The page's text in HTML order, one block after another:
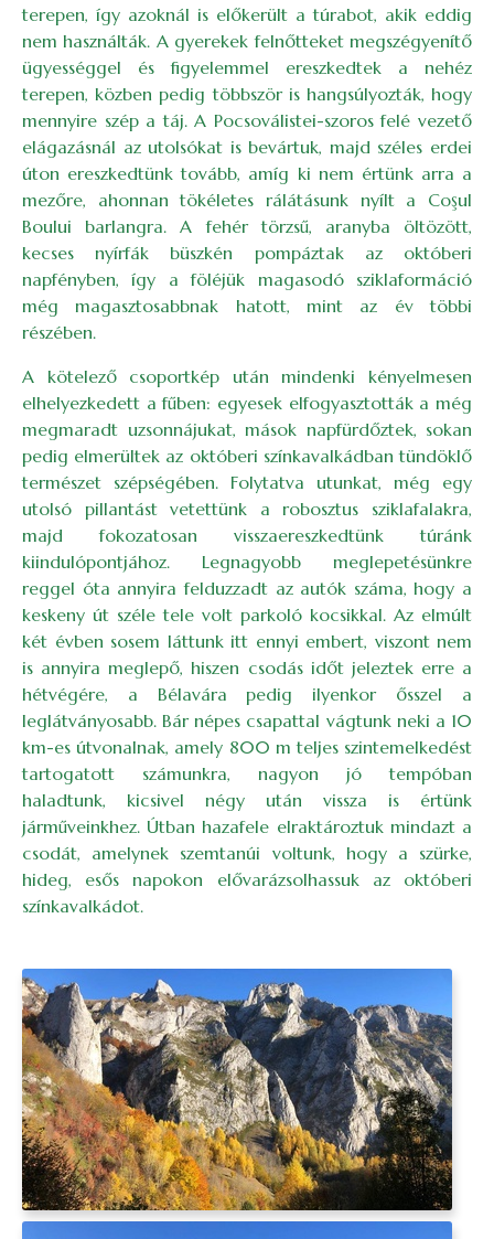
terepen, így azoknál is előkerült a túrabot, akik eddig
nem használták. A gyerekek felnőtteket megszégyenítő
ügyességgel és figyelemmel ereszkedtek a nehéz
terepen, közben pedig többször is hangsúlyozták, hogy
mennyire szép a táj. A Pocsoválistei-szoros felé vezető
elágazásnál az utolsókat is bevártuk, majd széles erdei
úton ereszkedtünk tovább, amíg ki nem értünk arra a
mezőre, ahonnan tökéletes rálátásunk nyílt a Coşul
Boului barlangra. A fehér törzsű, aranyba öltözött,
kecses nyírfák büszkén pompáztak az októberi
napfényben, így a föléjük magasodó sziklaformáció
még magasztosabbnak hatott, mint az év többi
részében.
A kötelező csoportkép után mindenki kényelmesen
elhelyezkedett a fűben: egyesek elfogyasztották a még
megmaradt uzsonnájukat, mások napfürdőztek, sokan
pedig elmerültek az októberi színkavalkádban tündöklő
természet szépségében. Folytatva utunkat, még egy
utolsó pillantást vetettünk a robosztus sziklafalakra,
majd fokozatosan visszaereszkedtünk túránk
kiindulópontjához. Legnagyobb meglepetésünkre
reggel óta annyira felduzzadt az autók száma, hogy a
keskeny út széle tele volt parkoló kocsikkal. Az elmúlt
két évben sosem láttunk itt ennyi embert, viszont nem
is annyira meglepő, hiszen csodás időt jeleztek erre a
hétvégére, a Bélavára pedig ilyenkor ősszel a
leglátványosabb. Bár népes csapattal vágtunk neki a 10
km-es útvonalnak, amely 800 m teljes szintemelkedést
tartogatott számunkra, nagyon jó tempóban
haladtunk, kicsivel négy után vissza is értünk
járműveinkhez. Útban hazafele elraktároztuk mindazt a
csodát, amelynek szemtanúi voltunk, hogy a szürke,
hideg, esős napokon elővarázsolhassuk az októberi
színkavalkádot.